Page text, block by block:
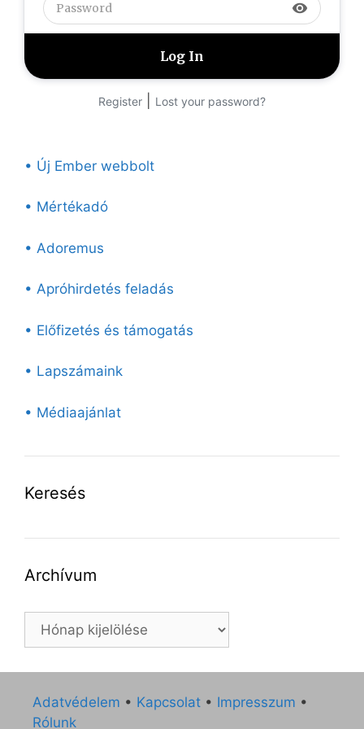
visibility
Register Lost your password?
• Új Ember webbolt
• Mértékadó
• Adoremus
• Apróhirdetés feladás
• Előfizetés és támogatás
• Lapszámaink
• Médiaajánlat
Keresés
Archívum
Archívum
Adatvédelem • Kapcsolat • Impresszum •
Rólunk